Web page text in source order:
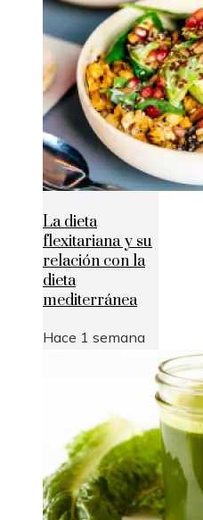
La dieta
flexitariana y su
relación con la
dieta
mediterránea
Hace 1 semana